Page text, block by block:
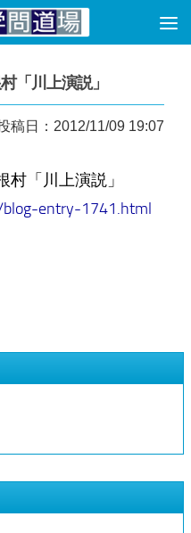
「川上演説」
稿日：2012/11/09 19:07
「川上演説」
entry-1741.html